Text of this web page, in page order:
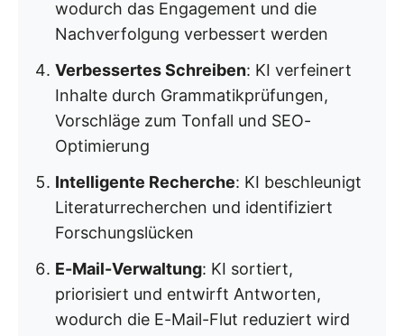
wodurch das Engagement und die
Nachverfolgung verbessert werden
Verbessertes Schreiben: KI verfeinert
Inhalte durch Grammatikprüfungen,
Vorschläge zum Tonfall und SEO-
Optimierung
Intelligente Recherche: KI beschleunigt
Literaturrecherchen und identifiziert
Forschungslücken
E-Mail-Verwaltung: KI sortiert,
priorisiert und entwirft Antworten,
wodurch die E-Mail-Flut reduziert wird